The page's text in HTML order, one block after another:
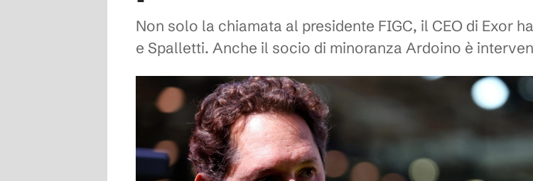
Non solo la chiamata al presidente FIGC, il CEO di Exor
e Spalletti. Anche il socio di minoranza Ardoino è